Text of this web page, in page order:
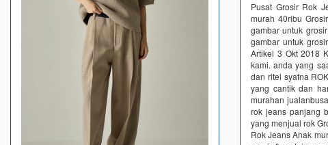
Pusat Grosir Rok
murah 40ribu
gambar untuk
gambar untuk
Artikel 3 Okt 2018
kami. anda yang
dan ritel syafna
yang cantik dan
murahan
rok jeans panjang
yang menjual rok
Rok Jeans Anak